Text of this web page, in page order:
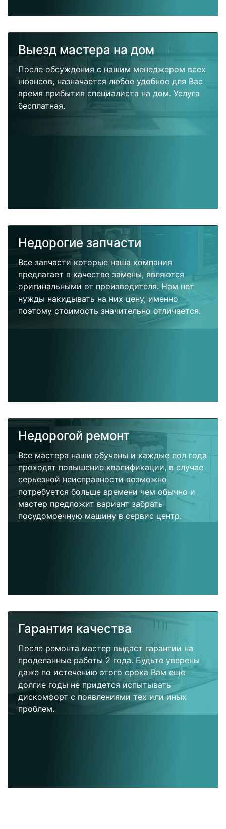
Выезд мастера на дом
После обсуждения с нашим менеджером всех
нюансов, назначается любое удобное для Вас
время прибытия специалиста на дом. Услуга
бесплатная.
Недорогие запчасти
Все запчасти которые наша компания
предлагает в качестве замены, являются
оригинальными от производителя. Нам нет
нужды накидывать на них цену, именно
поэтому стоимость значительно отличается.
Недорогой ремонт
Все мастера наши обучены и каждые пол года
проходят повышение квалификации, в случае
серьезной неисправности возможно
потребуется больше времени чем обычно и
мастер предложит вариант забрать
посудомоечную машину в сервис центр.
Гарантия качества
После ремонта мастер выдаст гарантии на
проделанные работы 2 года. Будьте уверены
даже по истечению этого срока Вам еще
долгие годы не придется испытывать
дискомфорт с появлениями тех или иных
проблем.